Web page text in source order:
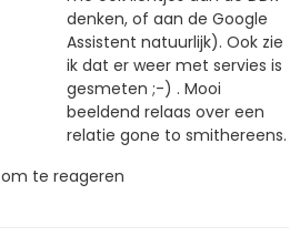
denken, of aan de Google
Assistent natuurlijk). Ook zie
ik dat er weer met servies is
gesmeten ;-) . Mooi
beeldend relaas over een
relatie gone to smithereens.
om te reageren